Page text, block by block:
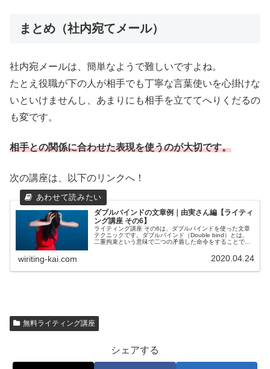
まとめ（社内宛てメール）
社内宛メールは、簡単なようで難しいですよね。
たとえ役職が下の人が相手でも丁寧な言葉使いを心掛けな
いといけませんし、あまりにも相手を立ててへりくだるの
も変です。
相手との関係に合わせた表現を使うのが大切です。
次の講座は、以下のリンクへ！
ダブルバインドの文章例｜由実さん編【ライティ
ング講座 その6】
ライティング講座 その6は、ダブルバインドを使った文章
テクニックです。ダブルバインド（Double bind）とは、
二重拘束という意味で二つの矛盾した命令をすることで、
wiriting-kai.com 2020.04.24
無料ライティング講座
シェアする